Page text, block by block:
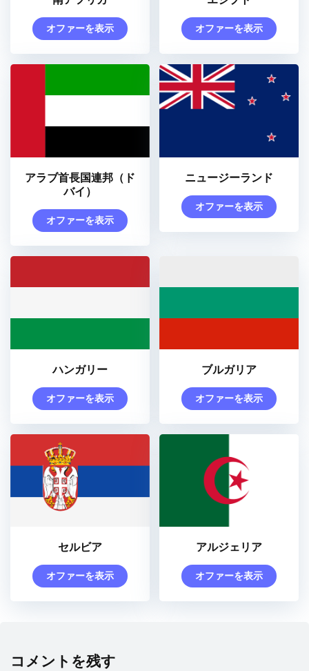
オファーを表示 オファーを表示
アラブ首長国連邦（ド
バイ）
オファーを表示
ニュージーランド
オファーを表示
ハンガリー
オファーを表示
ブルガリア
オファーを表示
セルビア
オファーを表示
アルジェリア
オファーを表示
コメントを残す